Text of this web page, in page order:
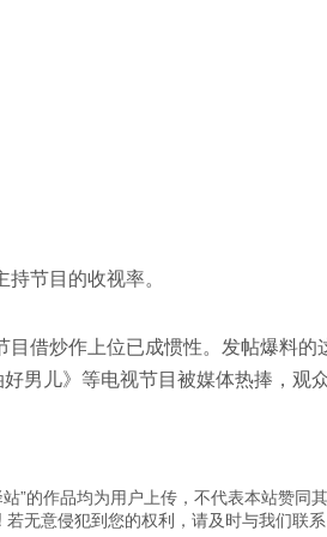
节目的收视率。
借炒作上位已成惯性。发帖爆料的
男儿》等电视节目被媒体热捧，观
”的作品均为用户上传，不代表本站赞同其
无意侵犯到您的权利，请及时与我们联系